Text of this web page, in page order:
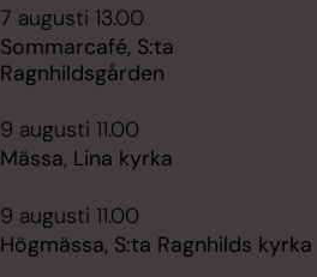
7 augusti 13.00
Sommarcafé, S:ta
Ragnhildsgården
9 augusti 11.00
Mässa, Lina kyrka
9 augusti 11.00
Högmässa, S:ta Ragnhilds kyrka